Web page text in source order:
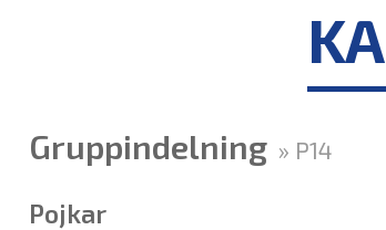
Gruppindelning » P14
Pojkar